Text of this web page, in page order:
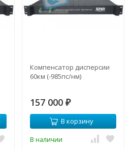
Компенсатор дисперсии
60км (-985пс/нм)
157 000 ₽
В корзину
В наличии